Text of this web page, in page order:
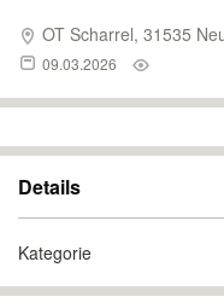
OT Scharrel, 31535
09.03.2026
Details
Kategorie